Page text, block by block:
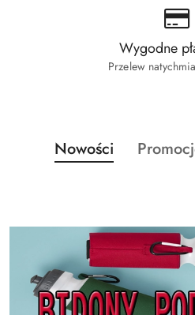
Wygodne
Przelew
Pomiń karuzelę
Produkty
o
Nowości